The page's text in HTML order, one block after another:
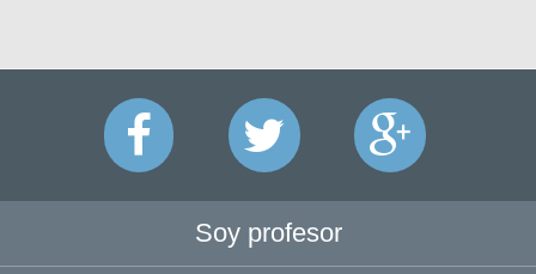
Soy profesor